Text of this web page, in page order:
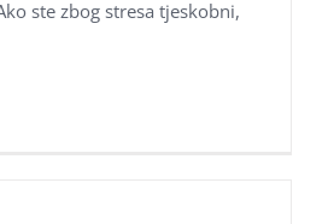
ste zbog stresa tjeskobni,